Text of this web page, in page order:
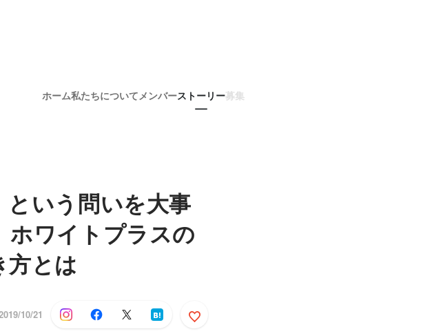
ホーム私たちについて メンバーストーリー募集
という問いを大事
ホワイトプラスの
方とは
10/21